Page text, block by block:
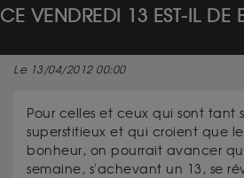
CE VENDREDI 13 EST-IL DE
Le 13/04/2012 00:00
Pour celles et ceux qui sont tant
superstitieux et qui croient que
bonheur, on pourrait avancer
semaine, s'achevant un 13, se